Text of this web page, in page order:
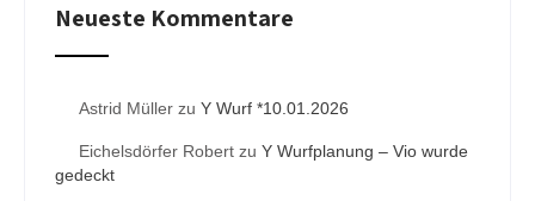
Neueste Kommentare
Astrid Müller zu Y Wurf *10.01.2026
Eichelsdörfer Robert zu Y Wurfplanung – Vio wurde
gedeckt